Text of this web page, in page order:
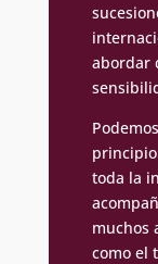
abordar
toda la
muchos
como el